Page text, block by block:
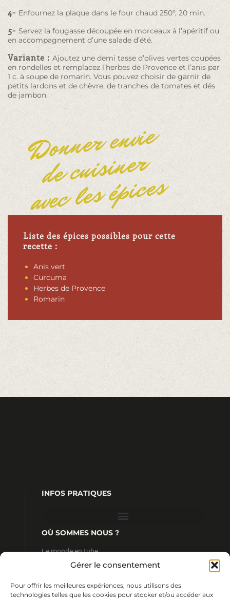
Gérer le consentement
Pour offrir les meilleures expériences, nous utilisons des
technologies telles que les cookies pour stocker et/ou accéder aux
4- Enfournez la plaque dans le four chaud 250°, 20 min.
5- Servez la fougasse découpée en morceaux à l’apéritif ou
en accompagnement d’une salade d’été.
Variante : Ajoutez une demi tasse d’olives vertes coupées
en rondelles et remplacez l’herbes de Provence et l’anis par
1 c. à soupe de romarin. Vous pouvez choisir de garnir de
petits lardons et de chèvre, de tranches de tomates et dés
de jambon.
Donner envie
de cuisiner
avec les épices
Liste des épices possibles pour cette
recette :
Anis vert
Curcuma
Herbes de Provence
Romarin
INFOS PRATIQUES
OÙ SOMMES NOUS ?
Le monde en tube
4 rue Ratel
35190 Tinténiac
CONTACT